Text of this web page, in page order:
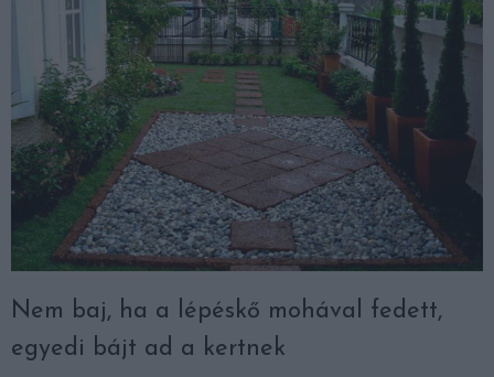
Nem baj, ha a lépéskő mohával fedett,
egyedi bájt ad a kertnek